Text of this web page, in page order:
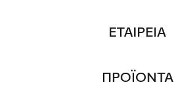
ΕΤΑΙΡΕΙΑ
Επικοινωνία
ΠΡΟΪΟΝΤΑ